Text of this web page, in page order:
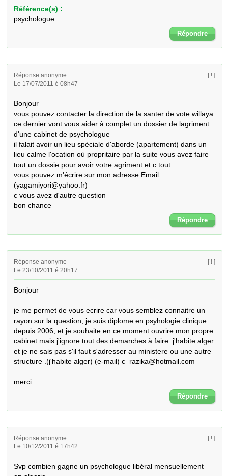
Référence(s) :
psychologue
Répondre
Réponse anonyme
Le 17/07/2011 é 08h47
[ ! ]
Bonjour
vous pouvez contacter la direction de la santer de vote willaya
ce dernier vont vous aider à complet un dossier de lagriment
d'une cabinet de psychologue
il falait avoir un lieu spéciale d'aborde (apartement) dans un
lieu calme l'ocation où propritaire par la suite vous avez faire
tout un dossie pour avoir votre agriment et c tout
vous pouvez m'écrire sur mon adresse Email
(yagamiyori@yahoo.fr)
c vous avez d'autre question
bon chance
Répondre
Réponse anonyme
Le 23/10/2011 é 20h17
[ ! ]
Bonjour
je me permet de vous ecrire car vous semblez connaitre un
rayon sur la question, je suis diplome en psyhologie clinique
depuis 2006, et je souhaite en ce moment ouvrire mon propre
cabinet mais j'ignore tout des demarches à faire. j'habite alger
et je ne sais pas s'il faut s'adresser au ministere ou une autre
structure .(j'habite alger) (e-mail) c_razika@hotmail.com
merci
Répondre
Réponse anonyme
Le 10/12/2011 é 17h42
[ ! ]
Svp combien gagne un psychologue libéral mensuellement